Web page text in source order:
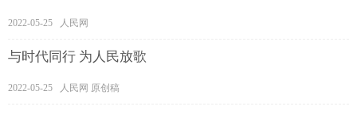
2022-05-25 人民网
与时代同行 为人民放歌
2022-05-25 人民网 原创稿